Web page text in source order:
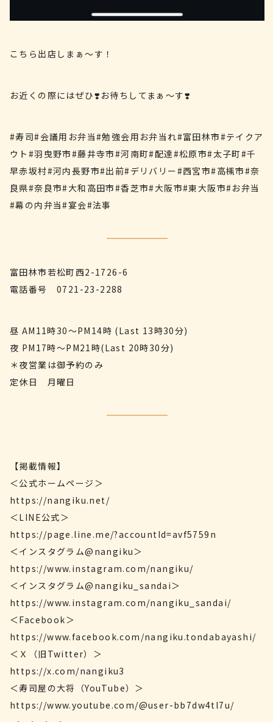
こちら出店しまぁ〜す！
お近くの際にはぜひ❣️お待ちしてまぁ〜す❣️
#寿司#会議用お弁当#勉強会用お弁当れ#富田林市#テイクア
ウト#羽曳野市#藤井寺市#河南町#配達#松原市#太子町#千
早赤坂村#河内長野市#出前#デリバリー#西宮市#高槻市#奈
良県#奈良市#大和高田市#香芝市#大阪市#東大阪市#お弁当
#幕の内弁当#宴会#法事
富田林市若松町西2-1726-6
電話番号
0721-23-2288
昼 AM11時30〜PM14時 (Last 13時30分)
夜 PM17時〜PM21時(Last 20時30分)
＊夜営業は御予約のみ
定休日 月曜日
【掲載情報】
＜公式ホームページ＞
https://nangiku.net/
＜LINE公式＞
https://page.line.me/?accountId=avf5759n
＜インスタグラム@nangiku＞
https://www.instagram.com/nangiku/
＜インスタグラム@nangiku_sandai＞
https://www.instagram.com/nangiku_sandai/
＜Facebook＞
https://www.facebook.com/nangiku.tondabayashi/
＜Ｘ（旧Twitter）＞
https://x.com/nangiku3
＜寿司屋の大将（YouTube）＞
https://www.youtube.com/@user-bb7dw4tl7u/